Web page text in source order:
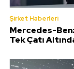
Şirket Haberleri
Mercedes-
Tek Çatı